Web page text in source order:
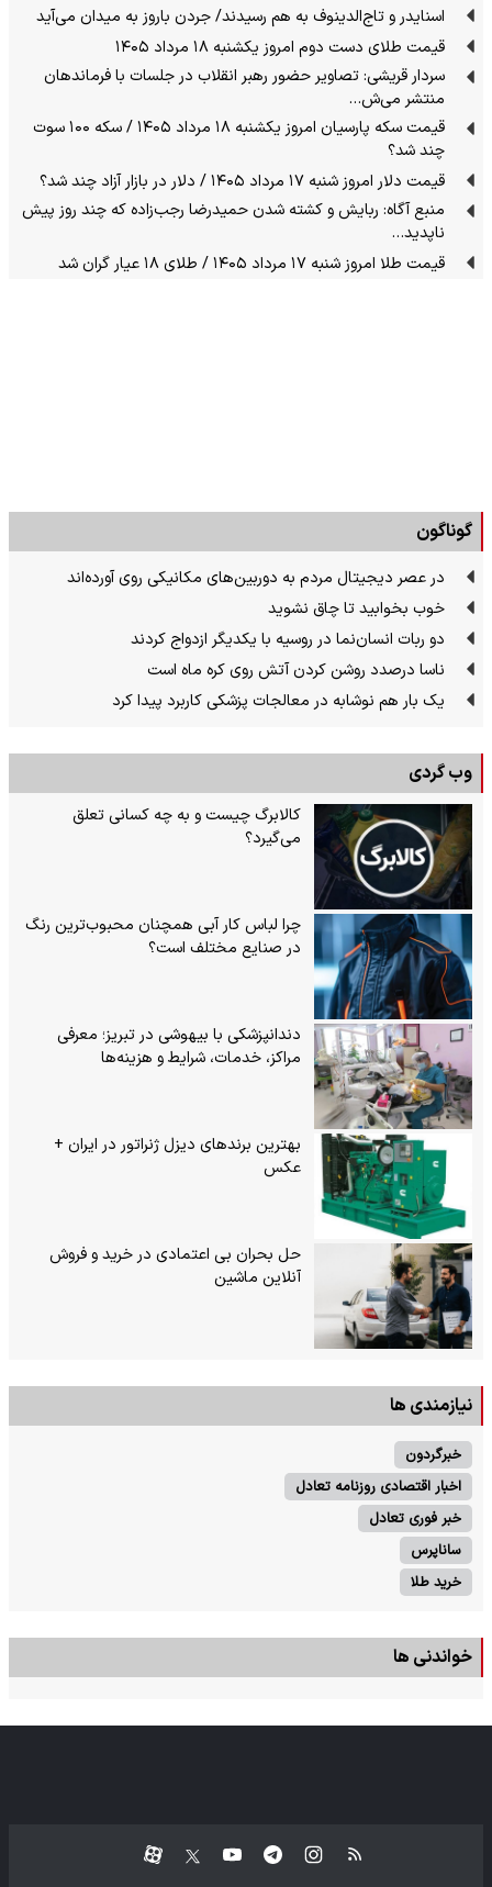
اسنایدر و تاج‌الدینوف به هم رسیدند/ جردن باروز به میدان می‌آید
قیمت طلای دست دوم امروز یکشنبه ۱۸ مرداد ۱۴۰۵
سردار قریشی: تصاویر حضور رهبر انقلاب در جلسات با فرماندهان
منتشر می‌ش…
قیمت سکه پارسیان امروز یکشنبه ۱۸ مرداد ۱۴۰۵ / سکه ۱۰۰ سوت
چند شد؟
قیمت دلار امروز شنبه ۱۷ مرداد ۱۴۰۵ / دلار در بازار آزاد چند شد؟
منبع آگاه: ربایش و کشته شدن حمیدرضا رجب‌زاده که چند روز پیش
ناپدید…
قیمت طلا امروز شنبه ۱۷ مرداد ۱۴۰۵ / طلای ۱۸ عیار گران شد
گوناگون
در عصر دیجیتال مردم به دوربین‌های مکانیکی روی آورده‌اند
خوب بخوابید تا چاق نشوید
دو ربات انسان‌نما در روسیه با یکدیگر ازدواج کردند
ناسا درصدد روشن کردن آتش روی کره ماه است
یک بار هم نوشابه در معالجات پزشکی کاربرد پیدا کرد
وب گردی
کالابرگ چیست و به چه کسانی تعلق
می‌گیرد؟
چرا لباس کار آبی همچنان محبوب‌ترین رنگ
در صنایع مختلف است؟
دندانپزشکی با بیهوشی در تبریز؛ معرفی
مراکز، خدمات، شرایط و هزینه‌ها
بهترین برندهای دیزل ژنراتور در ایران +
عکس
حل بحران بی‌ اعتمادی در خرید و فروش
آنلاین ماشین
نیازمندی ها
خبرگردون
اخبار اقتصادی روزنامه تعادل
خبر فوری تعادل
ساناپرس
خرید طلا
خواندنی ها